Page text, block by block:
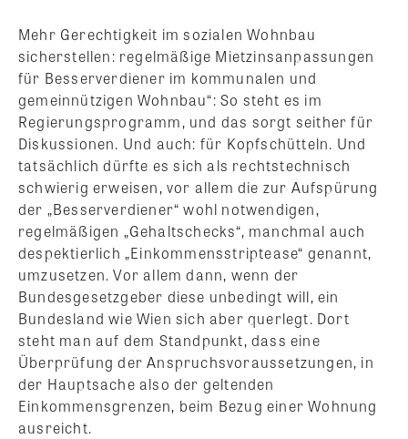
Mehr Gerechtigkeit im sozialen Wohnbau
sicherstellen: regelmäßige Mietzinsanpassungen
für Besserverdiener im kommunalen und
gemeinnützigen Wohnbau“: So steht es im
Regierungsprogramm, und das sorgt seither für
Diskussionen. Und auch: für Kopfschütteln. Und
tatsächlich dürfte es sich als rechtstechnisch
schwierig erweisen, vor allem die zur Aufspürung
der „Besserverdiener“ wohl notwendigen,
regelmäßigen „Gehaltschecks“, manchmal auch
despektierlich „Einkommensstriptease“ genannt,
umzusetzen. Vor allem dann, wenn der
Bundesgesetzgeber diese unbedingt will, ein
Bundesland wie Wien sich aber querlegt. Dort
steht man auf dem Standpunkt, dass eine
Überprüfung der Anspruchsvoraussetzungen, in
der Hauptsache also der geltenden
Einkommensgrenzen, beim Bezug einer Wohnung
ausreicht.